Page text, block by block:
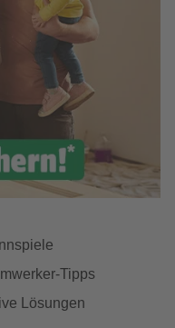
Tipps
Lösungen